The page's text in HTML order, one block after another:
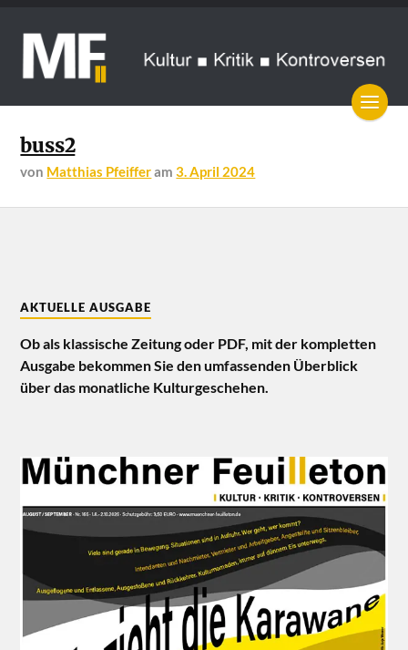
buss2
von Matthias Pfeifferam3. April 2024
AKTUELLE AUSGABE
Ob als klassische Zeitung oder PDF, mit der kompletten
Ausgabe bekommen Sie den umfassenden Überblick
über das monatliche Kulturgeschehen.